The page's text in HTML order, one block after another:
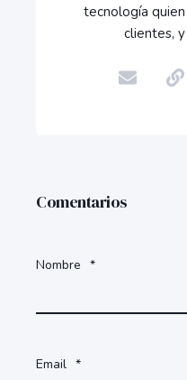
tecnología
clientes,
Comentarios
Nombre *
Email *